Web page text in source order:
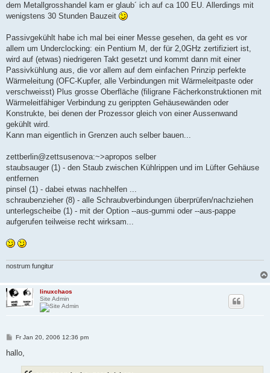
dem Metallgrosshandel kam er glaub´ ich auf ca 100 EU. Allerdings mit
wenigstens 30 Stunden Bauzeit
Passivgekühlt habe ich mal bei einer Messe gesehen, da geht es vor
allem um Underclocking: ein Pentium M, der für 2,0GHz zertifiziert ist,
wird auf (etwas) niedrigeren Takt gesetzt und kommt dann mit einer
Passivkühlung aus, die vor allem auf dem einfachen Prinzip perfekte
Wärmeleitung (OFC-Kupfer, alle Verbindungen mit Wärmeleitpaste oder
verschweisst) Plus grosse Oberfläche (filigrane Fächerkonstruktionen mit
Wärmeleitfähiger Verbindung zu gerippten Gehäusewänden oder
Konstrukte, bei denen der Prozessor gleich von einer Aussenwand
gekühlt wird.
Kann man eigentlich in Grenzen auch selber bauen...
zettberlin@zettsusenova:~>apropos selber
staubsauger (1) - den Staub zwischen Kühlrippen und im Lüfter Gehäuse
entfernen
pinsel (1) - dabei etwas nachhelfen ...
schraubenzieher (8) - alle Schraubverbindungen überprüfen/nachziehen
unterlegscheibe (1) - mit der Option --aus-gummi oder --aus-pappe
aufgerufen teilweise recht wirksam...
nostrum fungitur
linuxchaos
Site Admin
B
i
Fr Jan 20, 2006 12:36 pm
hallo,